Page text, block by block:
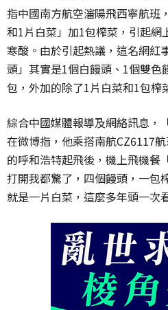
指中國南方航空瀋陽飛西寧航班
和1片白菜」加1包榨菜，引起網
寒酸。由於引起熱議，這名網紅
頭」其實是1個白饅頭、1個雙色
包，外加的除了1片白菜和1包榨
綜合中國媒體報導及網絡訊息，
在微博指，他乘搭南航CZ6117
的呼和浩特起飛後，機上飛機餐
打開我都驚了，四個饅頭，一包
就是一片白菜，這麼多年頭一次